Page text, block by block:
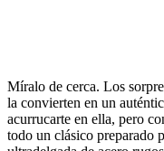
Míralo de cerca. Los
la convierten en un
acurrucarte en ella, pero
todo un clásico preparado